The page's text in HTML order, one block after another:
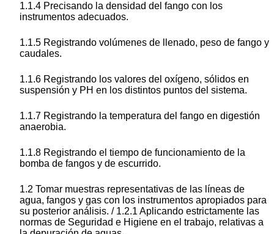
1.1.4 Precisando la densidad del fango con los
instrumentos adecuados.
1.1.5 Registrando volúmenes de llenado, peso de fango y
caudales.
1.1.6 Registrando los valores del oxígeno, sólidos en
suspensión y PH en los distintos puntos del sistema.
1.1.7 Registrando la temperatura del fango en digestión
anaerobia.
1.1.8 Registrando el tiempo de funcionamiento de la
bomba de fangos y de escurrido.
1.2 Tomar muestras representativas de las líneas de
agua, fangos y gas con los instrumentos apropiados para
su posterior análisis. / 1.2.1 Aplicando estrictamente las
normas de Seguridad e Higiene en el trabajo, relativas a